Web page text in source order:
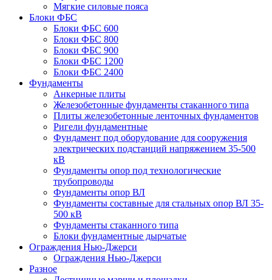
Мягкие силовые пояса
Блоки ФБС
Блоки ФБС 600
Блоки ФБС 800
Блоки ФБС 900
Блоки ФБС 1200
Блоки ФБС 2400
Фундаменты
Анкерные плиты
Железобетонные фундаменты стаканного типа
Плиты железобетонные ленточных фундаментов
Ригели фундаментные
Фундамент под оборудование для сооружения
электрических подстанций напряжением 35-500
кВ
Фундаменты опор под технологические
трубопроводы
Фундаменты опор ВЛ
Фундаменты составные для стальных опор ВЛ 35-
500 кВ
Фундаменты стаканного типа
Блоки фундаментные дырчатые
Ограждения Нью-Джерси
Ограждения Нью-Джерси
Разное